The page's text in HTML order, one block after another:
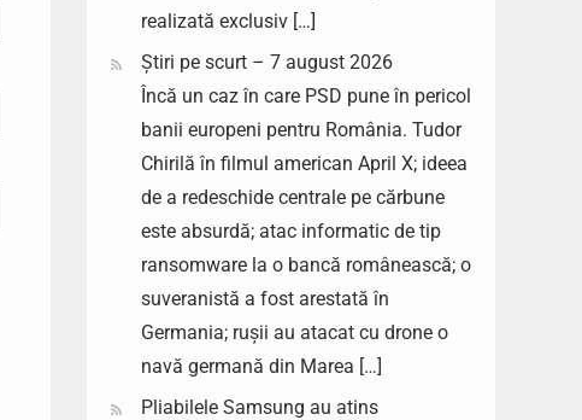
realizată exclusiv […]
Știri pe scurt – 7 august 2026
Încă un caz în care PSD pune în pericol
banii europeni pentru România. Tudor
Chirilă în filmul american April X; ideea
de a redeschide centrale pe cărbune
este absurdă; atac informatic de tip
ransomware la o bancă românească; o
suveranistă a fost arestată în
Germania; rușii au atacat cu drone o
navă germană din Marea […]
Pliabilele Samsung au atins